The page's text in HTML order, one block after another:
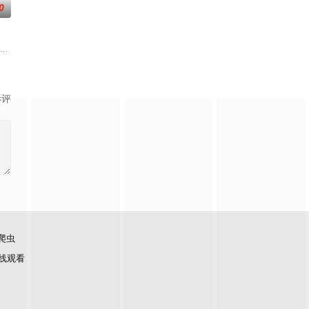
时间段每周六下午6点播出。此
却会让人好奇不已，不得到答案就浑身不自在的问题为主题，通过各种方式
综艺。由申东烨、SHINee Key，李惠利、朴娜莱文世允、韩海担任固定成
评
虫
观看